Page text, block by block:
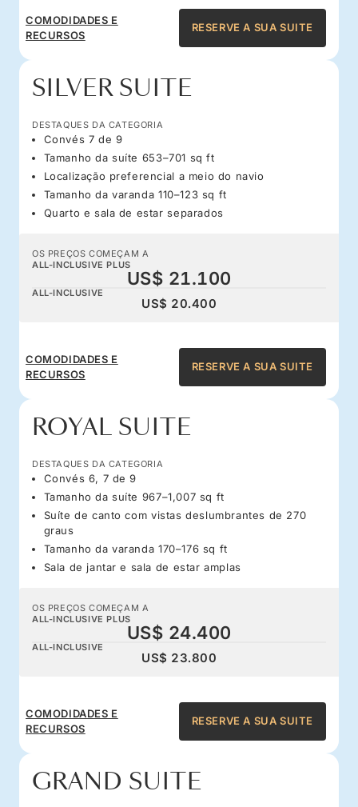
COMODIDADES E
RECURSOS
RESERVE A SUA SUITE
SILVER SUITE
DESTAQUES DA CATEGORIA
Convés 7 de 9
Tamanho da suíte 653–701 sq ft
Localização preferencial a meio do navio
Tamanho da varanda 110–123 sq ft
Quarto e sala de estar separados
OS PREÇOS COMEÇAM A
ALL-INCLUSIVE PLUS
US$ 21.100
ALL-INCLUSIVE
US$ 20.400
COMODIDADES E
RECURSOS
RESERVE A SUA SUITE
ROYAL SUITE
DESTAQUES DA CATEGORIA
Convés 6, 7 de 9
Tamanho da suíte 967–1,007 sq ft
Suíte de canto com vistas deslumbrantes de 270
graus
Tamanho da varanda 170–176 sq ft
Sala de jantar e sala de estar amplas
OS PREÇOS COMEÇAM A
ALL-INCLUSIVE PLUS
US$ 24.400
ALL-INCLUSIVE
US$ 23.800
COMODIDADES E
RECURSOS
RESERVE A SUA SUITE
GRAND SUITE